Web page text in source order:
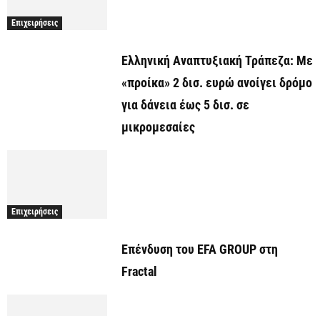
Επιχειρήσεις
Ελληνική Αναπτυξιακή Τράπεζα: Με
«προίκα» 2 δισ. ευρώ ανοίγει δρόμο
για δάνεια έως 5 δισ. σε
μικρομεσαίες
Επιχειρήσεις
Επένδυση του EFA GROUP στη
Fractal